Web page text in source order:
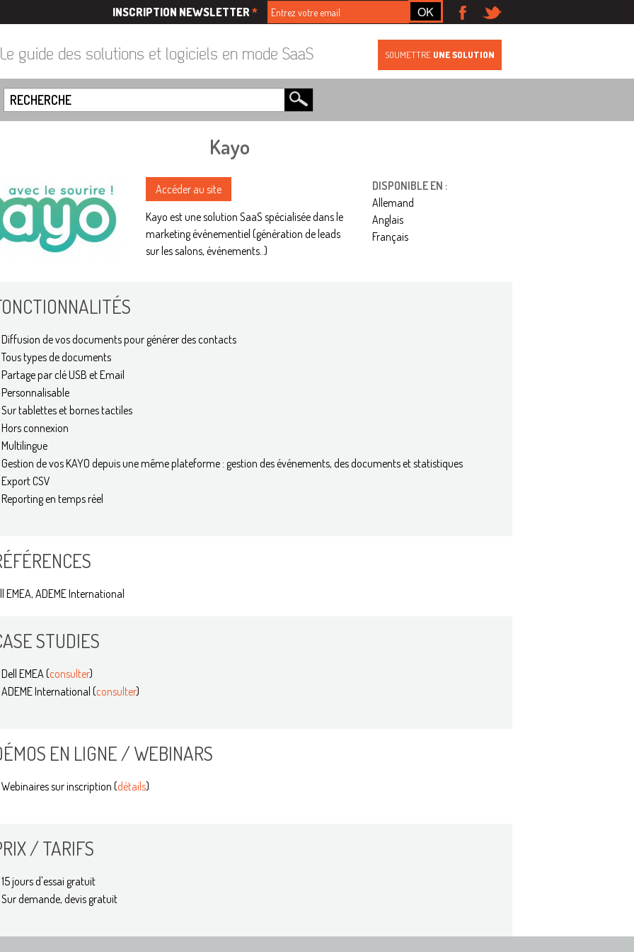
INSCRIPTION NEWSLETTER*
Le guide des solutions et logiciels en mode SaaS SOUMETTRE UNE SOLUTION
Kayo
Accéder au site
Kayo est une solution SaaS spécialisée dans le
marketing événementiel (génération de leads
sur les salons, événements..)
DISPONIBLE EN :
Allemand
Anglais
Français
Diffusion de vos documents pour générer des contacts
Tous types de documents
Partage par clé USB et Email
Personnalisable
Sur tablettes et bornes tactiles
Hors connexion
Multilingue
Gestion de vos KAYO depuis une même plateforme : gestion des événements, des documents et statistiques
Export CSV
Reporting en temps réel
EMEA, ADEME International
STUDIES
Dell EMEA (consulter)
ADEME International (consulter)
EN LIGNE / WEBINARS
Webinaires sur inscription (détails)
/ TARIFS
15 jours d'essai gratuit
Sur demande, devis gratuit